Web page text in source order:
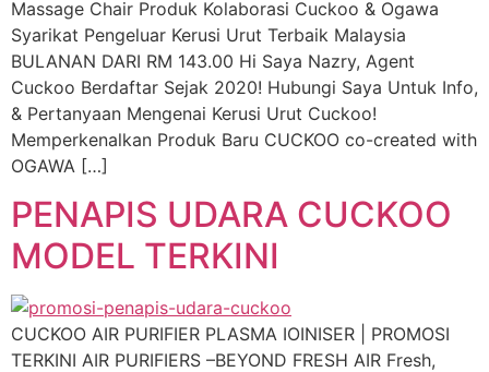
Massage Chair Produk Kolaborasi Cuckoo & Ogawa
Syarikat Pengeluar Kerusi Urut Terbaik Malaysia
BULANAN DARI RM 143.00 Hi Saya Nazry, Agent
Cuckoo Berdaftar Sejak 2020! Hubungi Saya Untuk Info,
& Pertanyaan Mengenai Kerusi Urut Cuckoo!
Memperkenalkan Produk Baru CUCKOO co-created with
OGAWA […]
PENAPIS UDARA CUCKOO
MODEL TERKINI
CUCKOO AIR PURIFIER PLASMA IOINISER | PROMOSI
TERKINI AIR PURIFIERS –BEYOND FRESH AIR Fresh,